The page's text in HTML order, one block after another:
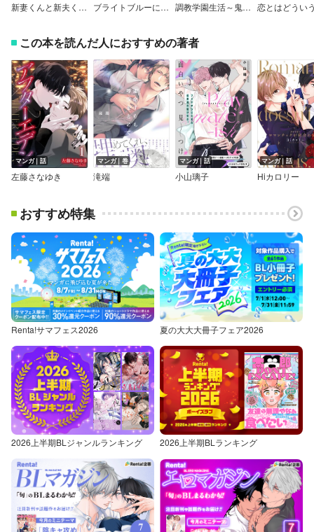
新妻くんと新夫くん おかわり【電子限定描き下ろし漫画付き】 ブライトブルーに沈む【ペーパー付】【電子限定ペーパー付】 調教学園生活～鬼畜な眼鏡にご用心～【合本版】
この本を読んだ人におすすめの著者
マンガ｜話
左藤さなゆき
マンガ｜巻
滝端
マンガ｜話
小山璃子
マンガ｜話
Hiカロリー
おすすめ特集
Renta!サマフェス2026 夏の大大大冊子フェア2026
2026上半期BLジャンルランキング 2026上半期BLランキング